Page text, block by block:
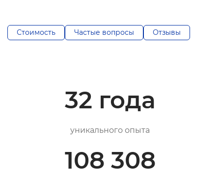
Стоимость Частые вопросы Отзывы
32 года
уникального опыта
108 308